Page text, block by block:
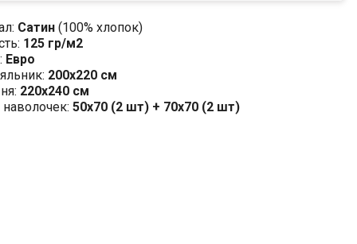
Сатин (100% хлопок)
125 гр/м2
Евро
200х220 см
220х240 см
50x70 (2 шт) + 70x70 (2 шт)